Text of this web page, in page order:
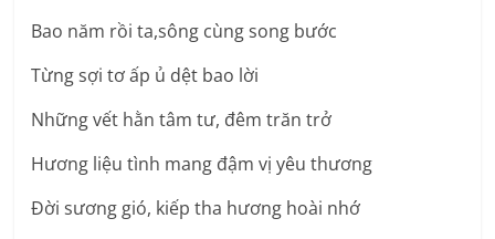
Bao năm rồi ta,sông cùng song bước
Từng sợi tơ ấp ủ dệt bao lời
Những vết hằn tâm tư, đêm trăn trở
Hương liệu tình mang đậm vị yêu thương
Đời sương gió, kiếp tha hương hoài nhớ